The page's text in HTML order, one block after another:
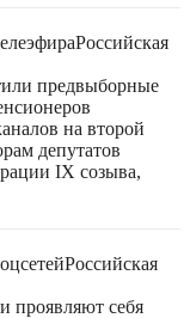
Российская
предвыборные
на второй
депутатов
IX созыва,
Российская
проявляют себя